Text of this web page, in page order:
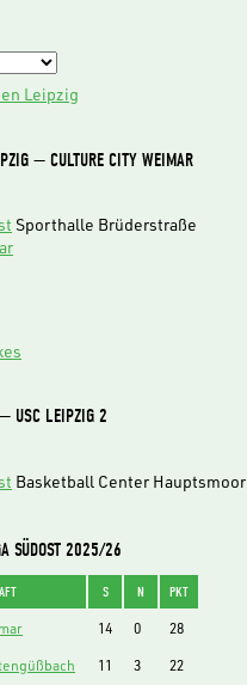
— CULTURE CITY WEIMAR
Sporthalle Brüderstraße
USC LEIPZIG 2
Basketball Center Hauptsmoor
SÜDOST 2025/26
S N PKT
14 0
28
11 3
22